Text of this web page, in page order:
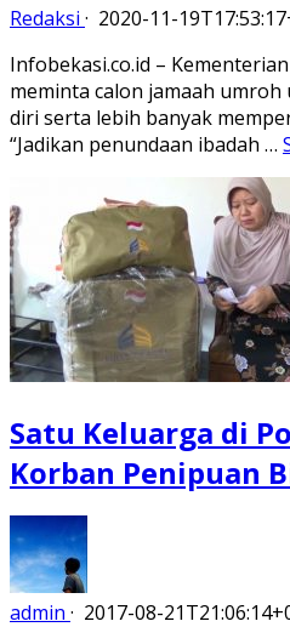
Redaksi · 2020-11-
Infobekasi.co.id –
meminta calon jamaah
diri serta lebih banyak
“Jadikan penundaan ibadah …
Satu Keluarga di
Korban Penipuan
admin · 2017-08-